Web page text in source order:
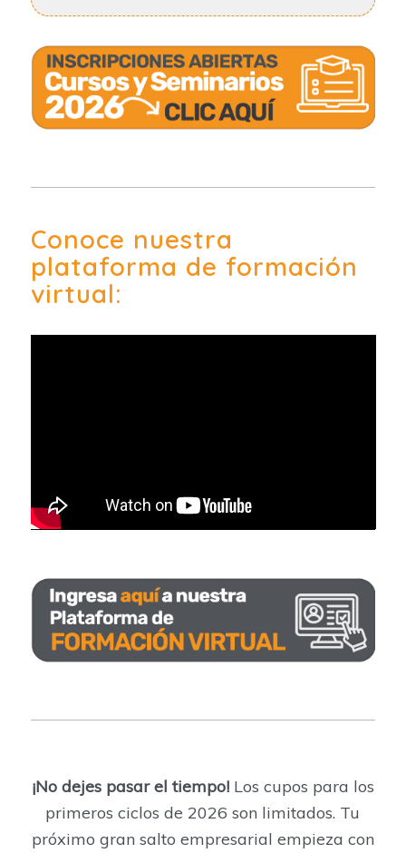
Conoce nuestra
plataforma de formación
virtual:
¡No dejes pasar el tiempo!Los cupos para los
primeros ciclos de 2026 son limitados. Tu
próximo gran salto empresarial empieza con